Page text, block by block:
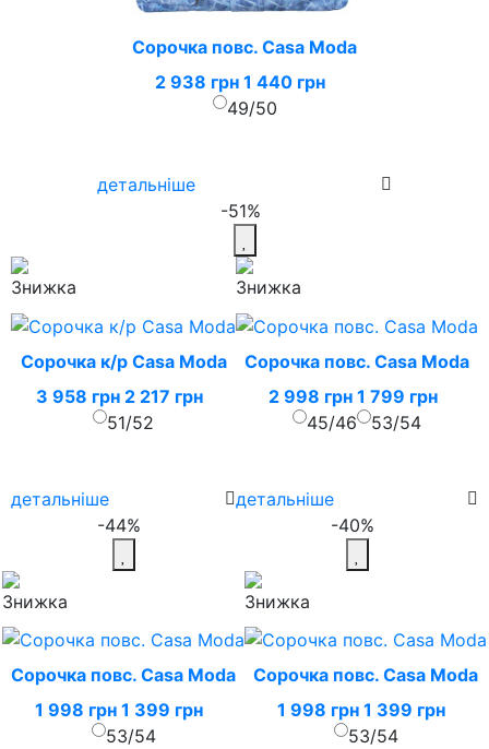
Сорочка повс. Casa Moda
2 938 грн 1 440 грн
49/50
детальніше
-51%
Сорочка к/р Casa Moda
3 958 грн 2 217 грн
51/52
детальніше
-44%
Сорочка повс. Casa Moda
2 998 грн 1 799 грн
45/46
53/54
детальніше
-40%
Сорочка повс. Casa Moda
1 998 грн 1 399 грн
53/54
Сорочка повс. Casa Moda
1 998 грн 1 399 грн
53/54